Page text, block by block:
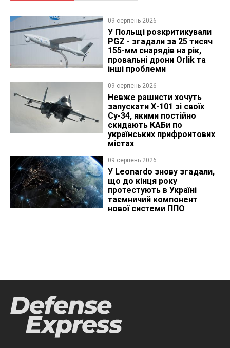
09 серпень 2026
У Польщі розкритикували
PGZ - згадали за 25 тисяч
155-мм снарядів на рік,
провальні дрони Orlik та
інші проблеми
09 серпень 2026
Невже рашисти хочуть
запускати Х-101 зі своїх
Су-34, якими постійно
скидають КАБи по
українських прифронтових
містах
09 серпень 2026
У Leonardo знову згадали,
що до кінця року
протестують в Україні
таємничий компонент
нової системи ППО